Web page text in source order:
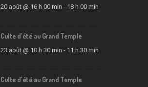
20 août @ 16 h 00 min - 18 h 00 min
Culte d’été au Grand Temple
23 août @ 10 h 30 min - 11 h 30 min
Culte d’été au Grand Temple